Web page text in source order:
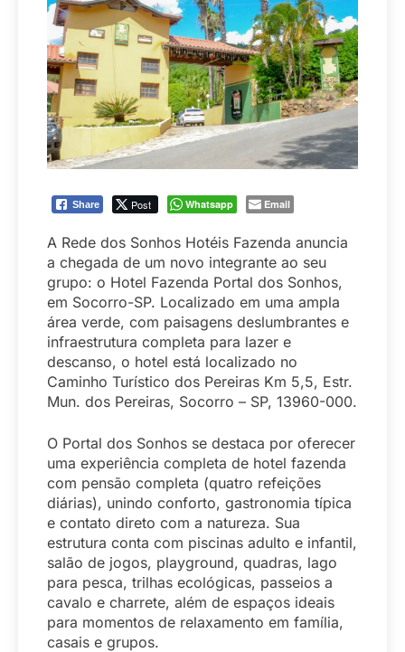
Share Post Whatsapp Email
A Rede dos Sonhos Hotéis Fazenda anuncia
a chegada de um novo integrante ao seu
grupo: o Hotel Fazenda Portal dos Sonhos,
em Socorro-SP. Localizado em uma ampla
área verde, com paisagens deslumbrantes e
infraestrutura completa para lazer e
descanso, o hotel está localizado no
Caminho Turístico dos Pereiras Km 5,5, Estr.
Mun. dos Pereiras, Socorro – SP, 13960-000.
O Portal dos Sonhos se destaca por oferecer
uma experiência completa de hotel fazenda
com pensão completa (quatro refeições
diárias), unindo conforto, gastronomia típica
e contato direto com a natureza. Sua
estrutura conta com piscinas adulto e infantil,
salão de jogos, playground, quadras, lago
para pesca, trilhas ecológicas, passeios a
cavalo e charrete, além de espaços ideais
para momentos de relaxamento em família,
casais e grupos.